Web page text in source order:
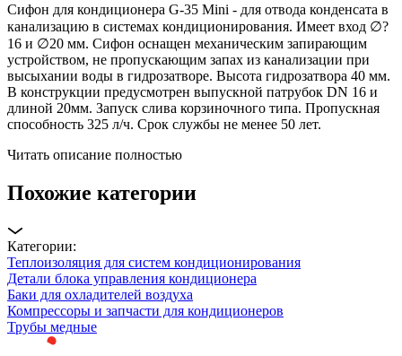
Сифон для кондиционера G-35 Mini - для отвода конденсата в
канализацию в системах кондиционирования. Имеет вход ∅?
16 и ∅20 мм. Сифон оснащен механическим запирающим
устройством, не пропускающим запах из канализации при
высыхании воды в гидрозатворе. Высота гидрозатвора 40 мм.
В конструкции предусмотрен выпускной патрубок DN 16 и
длиной 20мм. Запуск слива корзиночного типа. Пропускная
способность 325 л/ч. Срок службы не менее 50 лет.
Читать описание полностью
Похожие категории
Категории:
Теплоизоляция для систем кондиционирования
Детали блока управления кондиционера
Баки для охладителей воздуха
Компрессоры и запчасти для кондиционеров
Трубы медные